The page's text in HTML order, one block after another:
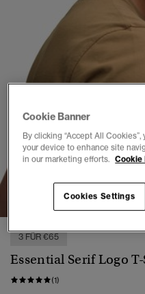
3 FÜR €65
Essential Serif Logo
(1)
Cookie Banner
By clicking “Accept All
your device to enhance site
in our marketing efforts. Cookie
Cookies Settings